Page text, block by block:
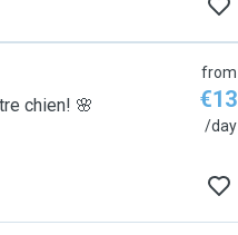
chien! 🌸
from
€13
/day